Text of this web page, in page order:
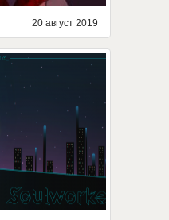
20 август 2019